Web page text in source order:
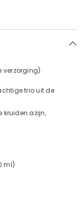
verzorging)
trio uit de
kruiden azijn,
ml)